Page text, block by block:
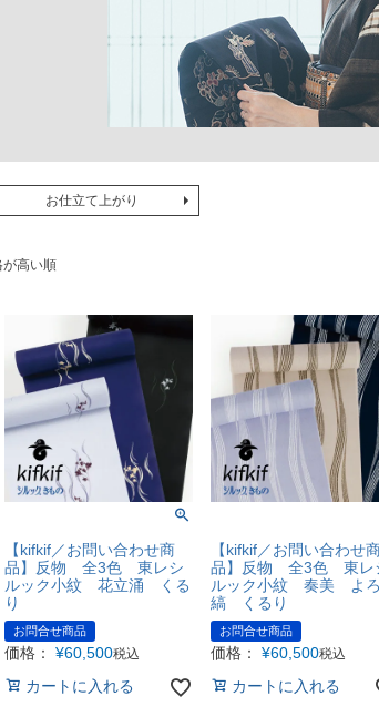
お仕立て上がり
が高い順
【kifkif／お問い合わせ商
品】反物 全3色 東レシ
ルック小紋 花立涌 くる
り
お問合せ商品
価格： ¥60,500税込
カートに入れる
【kifkif／お問い合わせ
品】反物 全3色 東レ
ルック小紋 奏美 よ
縞 くるり
お問合せ商品
価格： ¥60,500税込
カートに入れる